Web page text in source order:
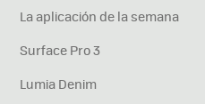
La aplicación de la semana
Surface Pro 3
Lumia Denim